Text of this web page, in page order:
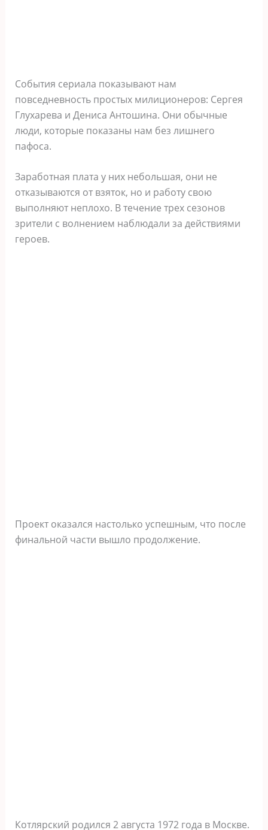
События сериала показывают нам
повседневность простых милиционеров: Сергея
Глухарева и Дениса Антошина. Они обычные
люди, которые показаны нам без лишнего
пафоса.
Заработная плата у них небольшая, они не
отказываются от взяток, но и работу свою
выполняют неплохо. В течение трех сезонов
зрители с волнением наблюдали за действиями
героев.
Проект оказался настолько успешным, что после
финальной части вышло продолжение.
Котлярский родился 2 августа 1972 года в Москве.